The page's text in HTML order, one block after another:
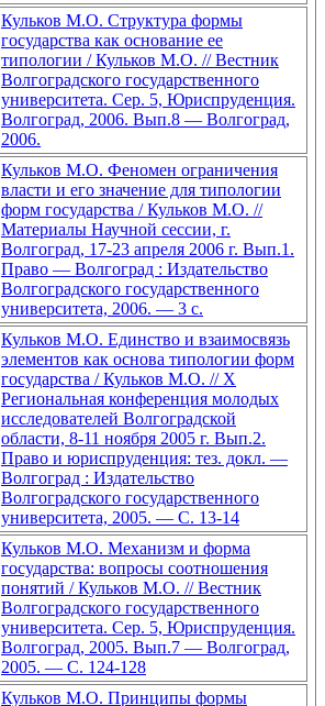
Кульков М.О. Структура формы
государства как основание ее
типологии / Кульков М.О. // Вестник
Волгоградского государственного
университета. Сер. 5, Юриспруденция.
Волгоград, 2006. Вып.8 — Волгоград,
2006.
Кульков М.О. Феномен ограничения
власти и его значение для типологии
форм государства / Кульков М.О. //
Материалы Научной сессии, г.
Волгоград, 17-23 апреля 2006 г. Вып.1.
Право — Волгоград : Издательство
Волгоградского государственного
университета, 2006. — 3 с.
Кульков М.О. Единство и взаимосвязь
элементов как основа типологии форм
государства / Кульков М.О. // X
Региональная конференция молодых
исследователей Волгоградской
области, 8-11 ноября 2005 г. Вып.2.
Право и юриспруденция: тез. докл. —
Волгоград : Издательство
Волгоградского государственного
университета, 2005. — С. 13-14
Кульков М.О. Механизм и форма
государства: вопросы соотношения
понятий / Кульков М.О. // Вестник
Волгоградского государственного
университета. Сер. 5, Юриспруденция.
Волгоград, 2005. Вып.7 — Волгоград,
2005. — С. 124-128
Кульков М.О. Принципы формы